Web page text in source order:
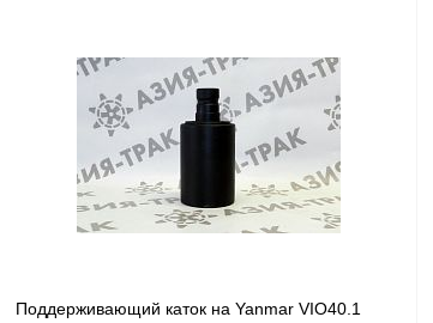
Поддерживающий каток на Yanmar VIO40.1